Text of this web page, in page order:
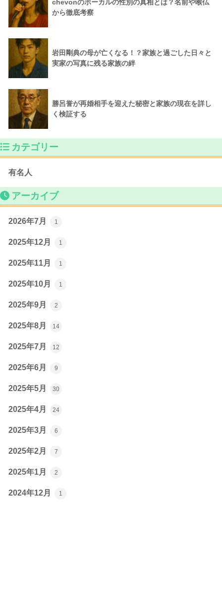
chevonのボーカルの性別の真相とは？名前や喉仏
から徹底考察
岩田剛典の母が亡くなる！？家族と過ごした日々と
実家の写真に残る家族の絆
勝呂誉が再婚相手を迎えた秘密と家族の現在を詳し
く検証する
カテゴリー
有名人
アーカイブ
2026年7月 1
2025年12月 1
2025年11月 1
2025年10月 1
2025年9月 2
2025年8月 14
2025年7月 12
2025年6月 9
2025年5月 30
2025年4月 24
2025年3月 6
2025年2月 7
2025年1月 2
2024年12月 1